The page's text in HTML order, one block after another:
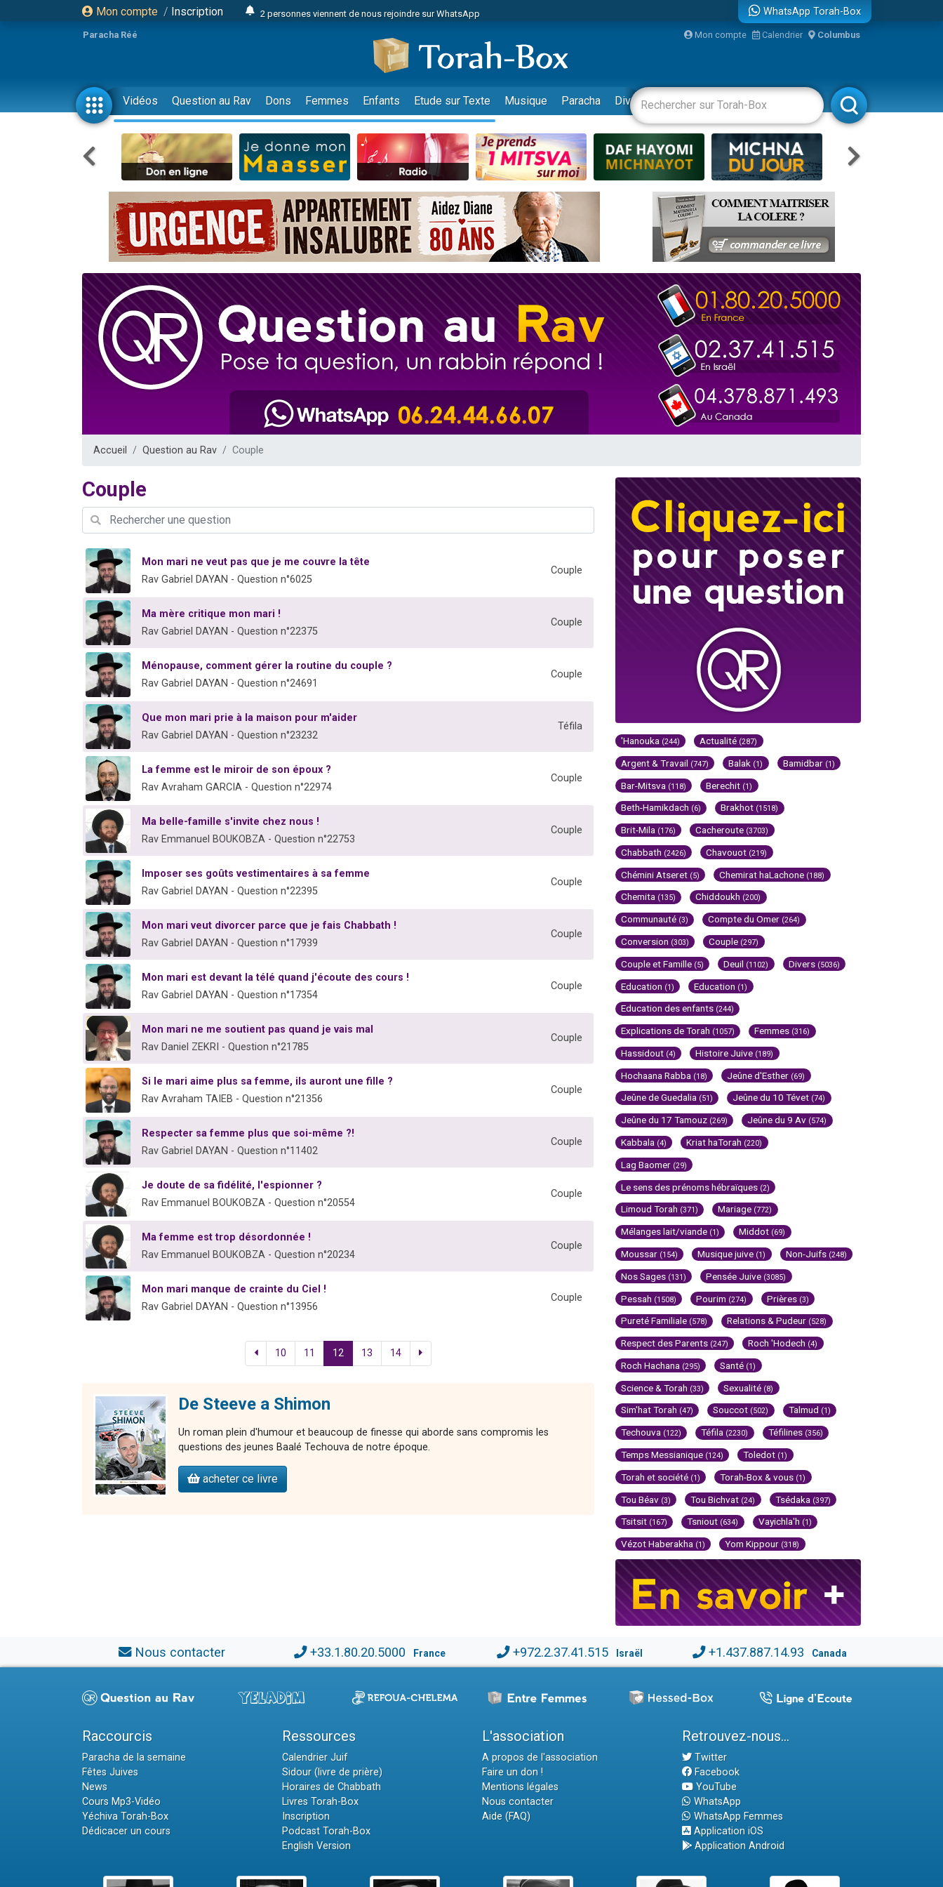
Mon compte / Inscription
2 personnes viennent de nous rejoindre sur WhatsApp
2 nouvelles musiques dans Torah-Box Music
8 personnes viennent de faire un don pour Tsédaka : pauvres d'Israel
4 personnes viennent de faire un don pour Diane, 80 ans, dans un appartement insalubre
Nouvelle émission radio : Visions de grandeur n°104 : Le Chabbath et le Birkat Hamazone à travers le temps
61 personnes viennent de demander une bénédiction
39 personnes viennent de faire un don pour Sauvez la jambe de Yohan
Il reste 49 places pour étudier en groupe sur Zoom
Ariel vient de donner son Maasser
Nathaniel vient de donner son Maasser
6 personnes viennent de faire un don pour 5 enfants déjà orphelins risquent de perdre leur maman
2 personnes viennent de faire un don pour Reloger Rivka, 6 enfants, victime de violences...
10 personnes viennent de demander une bénédiction
Il reste 49 places pour étudier en groupe sur Zoom
Dovan vient de donner son Maasser
2 personnes viennent de nous rejoindre sur WhatsApp
Malgorzata vient de donner son Maasser
3 personnes viennent de nous rejoindre sur WhatsApp
WhatsApp Torah-Box
Paracha Réé Mon compte Calendrier Columbus
Vidéos Question au Rav Dons Femmes Enfants Etude sur Texte Musique Paracha Divertissements Livres Rabbanim
Accueil Question au Rav Couple
Couple
Mon mari ne veut pas que je me couvre la tête
Rav Gabriel DAYAN - Question n°6025
Couple
Ma mère critique mon mari !
Rav Gabriel DAYAN - Question n°22375
Couple
Ménopause, comment gérer la routine du couple ?
Rav Gabriel DAYAN - Question n°24691
Couple
Que mon mari prie à la maison pour m'aider
Rav Gabriel DAYAN - Question n°23232
Téfila
La femme est le miroir de son époux ?
Rav Avraham GARCIA - Question n°22974
Couple
Ma belle-famille s'invite chez nous !
Rav Emmanuel BOUKOBZA - Question n°22753
Couple
Imposer ses goûts vestimentaires à sa femme
Rav Gabriel DAYAN - Question n°22395
Couple
Mon mari veut divorcer parce que je fais Chabbath !
Rav Gabriel DAYAN - Question n°17939
Couple
Mon mari est devant la télé quand j'écoute des cours !
Rav Gabriel DAYAN - Question n°17354
Couple
Mon mari ne me soutient pas quand je vais mal
Rav Daniel ZEKRI - Question n°21785
Couple
Si le mari aime plus sa femme, ils auront une fille ?
Rav Avraham TAIEB - Question n°21356
Couple
Respecter sa femme plus que soi-même ?!
Rav Gabriel DAYAN - Question n°11402
Couple
Je doute de sa fidélité, l'espionner ?
Rav Emmanuel BOUKOBZA - Question n°20554
Couple
Ma femme est trop désordonnée !
Rav Emmanuel BOUKOBZA - Question n°20234
Couple
Mon mari manque de crainte du Ciel !
Rav Gabriel DAYAN - Question n°13956
Couple
10 11 12 13 14
De Steeve a Shimon
Un roman plein d'humour et beaucoup de finesse qui aborde sans compromis les
questions des jeunes Baalé Techouva de notre époque.
acheter ce livre
'Hanouka (244) Actualité (287)
Argent & Travail (747) Balak (1) Bamidbar (1)
Bar-Mitsva (118) Berechit (1)
Beth-Hamikdach (6) Brakhot (1518)
Brit-Mila (176) Cacheroute (3703)
Chabbath (2426) Chavouot (219)
Chémini Atseret (5) Chemirat haLachone (188)
Chemita (135) Chiddoukh (200)
Communauté (3) Compte du Omer (264)
Conversion (303) Couple (297)
Couple et Famille (5) Deuil (1102) Divers (5036)
Education (1) Education (1)
Education des enfants (244)
Explications de Torah (1057) Femmes (316)
Hassidout (4) Histoire Juive (189)
Hochaana Rabba (18) Jeûne d'Esther (69)
Jeûne de Guedalia (51) Jeûne du 10 Tévet (74)
Jeûne du 17 Tamouz (269) Jeûne du 9 Av (574)
Kabbala (4) Kriat haTorah (220)
Lag Baomer (29)
Le sens des prénoms hébraïques (2)
Limoud Torah (371) Mariage (772)
Mélanges lait/viande (1) Middot (69)
Moussar (154) Musique juive (1) Non-Juifs (248)
Nos Sages (131) Pensée Juive (3085)
Pessah (1508) Pourim (274) Prières (3)
Pureté Familiale (578) Relations & Pudeur (528)
Respect des Parents (247) Roch 'Hodech (4)
Roch Hachana (295) Santé (1)
Science & Torah (33) Sexualité (8)
Sim'hat Torah (47) Souccot (502) Talmud (1)
Techouva (122) Téfila (2230) Téfilines (356)
Temps Messianique (124) Toledot (1)
Torah et société (1) Torah-Box & vous (1)
Tou Béav (3) Tou Bichvat (24) Tsédaka (397)
Tsitsit (167) Tsniout (634) Vayichla'h (1)
Vézot Haberakha (1) Yom Kippour (318)
Nous contacter +33.1.80.20.5000 France +972.2.37.41.515 Israël +1.437.887.14.93 Canada
Raccourcis
Paracha de la semaine
Fêtes Juives
News
Cours Mp3-Vidéo
Yéchiva Torah-Box
Dédicacer un cours
Ressources
Calendrier Juif
Sidour (livre de prière)
Horaires de Chabbath
Livres Torah-Box
Inscription
Podcast Torah-Box
English Version
L'association
A propos de l'association
Faire un don !
Mentions légales
Nous contacter
Aide (FAQ)
Retrouvez-nous...
Twitter
Facebook
YouTube
WhatsApp
WhatsApp Femmes
Application iOS
Application Android